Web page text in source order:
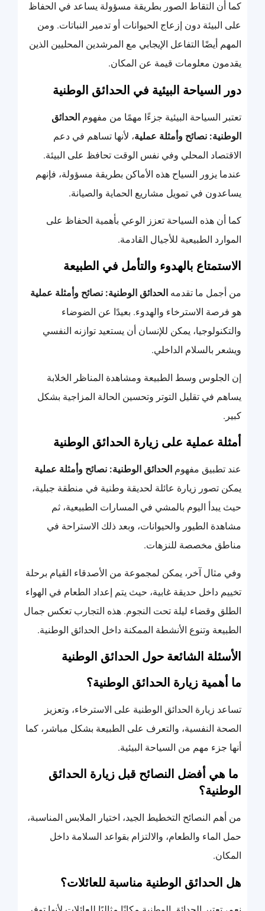
كما أن التقاط الصور بطريقة مسؤولة يساعد في الحفاظ
على البيئة دون إزعاج الحيوانات أو تدمير النباتات. ومن
المهم أيضًا التفاعل الإيجابي مع المرشدين المحليين الذين
يقدمون معلومات قيمة عن المكان.
دور السياحة البيئية في الحدائق الوطنية
تعتبر السياحة البيئية جزءًا مهمًا من مفهوم الحدائق
الوطنية: نصائح وأمثلة عملية، لأنها تساهم في دعم
الاقتصاد المحلي وفي نفس الوقت تحافظ على البيئة.
عندما يزور السياح هذه الأماكن بطريقة مسؤولة، فإنهم
يساعدون في تمويل مشاريع الحماية والصيانة.
كما أن هذه السياحة تعزز الوعي بأهمية الحفاظ على
الموارد الطبيعية للأجيال القادمة.
الاستمتاع بالهدوء والتأمل في الطبيعة
من أجمل ما تقدمه الحدائق الوطنية: نصائح وأمثلة عملية
هو فرصة الاسترخاء والهدوء. بعيدًا عن الضوضاء
والتكنولوجيا، يمكن للإنسان أن يستعيد توازنه النفسي
ويشعر بالسلام الداخلي.
إن الجلوس وسط الطبيعة ومشاهدة المناظر الخلابة
يساهم في تقليل التوتر وتحسين الحالة المزاجية بشكل
كبير.
أمثلة عملية على زيارة الحدائق الوطنية
عند تطبيق مفهوم الحدائق الوطنية: نصائح وأمثلة عملية
يمكن تصور زيارة عائلة لحديقة وطنية في منطقة جبلية،
حيث يبدأ اليوم بالمشي في المسارات الطبيعية، ثم
مشاهدة الطيور والحيوانات، وبعد ذلك الاستراحة في
مناطق مخصصة للنزهات.
وفي مثال آخر، يمكن لمجموعة من الأصدقاء القيام برحلة
تخييم داخل حديقة غابية، حيث يتم إعداد الطعام في الهواء
الطلق وقضاء ليلة تحت النجوم. هذه التجارب تعكس جمال
الطبيعة وتنوع الأنشطة الممكنة داخل الحدائق الوطنية.
الأسئلة الشائعة حول الحدائق الوطنية
ما أهمية زيارة الحدائق الوطنية؟
تساعد زيارة الحدائق الوطنية على الاسترخاء، وتعزيز
الصحة النفسية، والتعرف على الطبيعة بشكل مباشر، كما
أنها جزء مهم من السياحة البيئية.
ما هي أفضل النصائح قبل زيارة الحدائق
الوطنية؟
من أهم النصائح التخطيط الجيد، اختيار الملابس المناسبة،
حمل الماء والطعام، والالتزام بقواعد السلامة داخل
المكان.
هل الحدائق الوطنية مناسبة للعائلات؟